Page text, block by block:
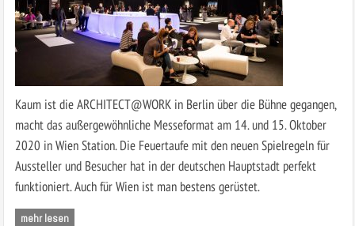
Kaum ist die ARCHITECT@WORK in Berlin über die Bühne gegangen,
macht das außergewöhnliche Messeformat am 14. und 15. Oktober
2020 in Wien Station. Die Feuertaufe mit den neuen Spielregeln für
Aussteller und Besucher hat in der deutschen Hauptstadt perfekt
funktioniert. Auch für Wien ist man bestens gerüstet.
mehr lesen